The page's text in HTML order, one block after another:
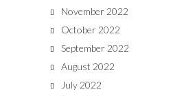
November 2022
October 2022
September 2022
August 2022
July 2022